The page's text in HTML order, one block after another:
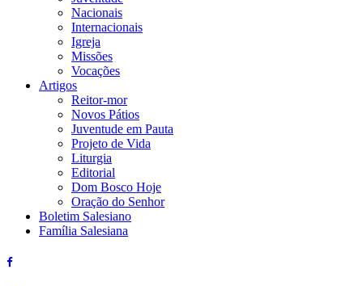
Nacionais
Internacionais
Igreja
Missões
Vocações
Artigos
Reitor-mor
Novos Pátios
Juventude em Pauta
Projeto de Vida
Liturgia
Editorial
Dom Bosco Hoje
Oração do Senhor
Boletim Salesiano
Família Salesiana